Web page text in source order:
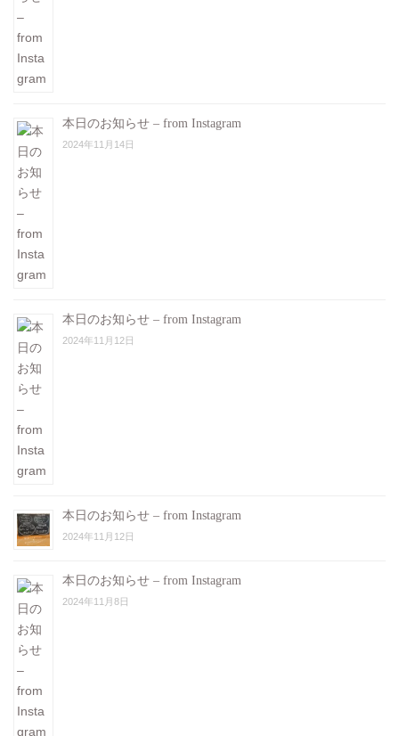
本日のお知らせ – from Instagram
2024年11月14日
本日のお知らせ – from Instagram
2024年11月12日
本日のお知らせ – from Instagram
2024年11月12日
本日のお知らせ – from Instagram
2024年11月8日